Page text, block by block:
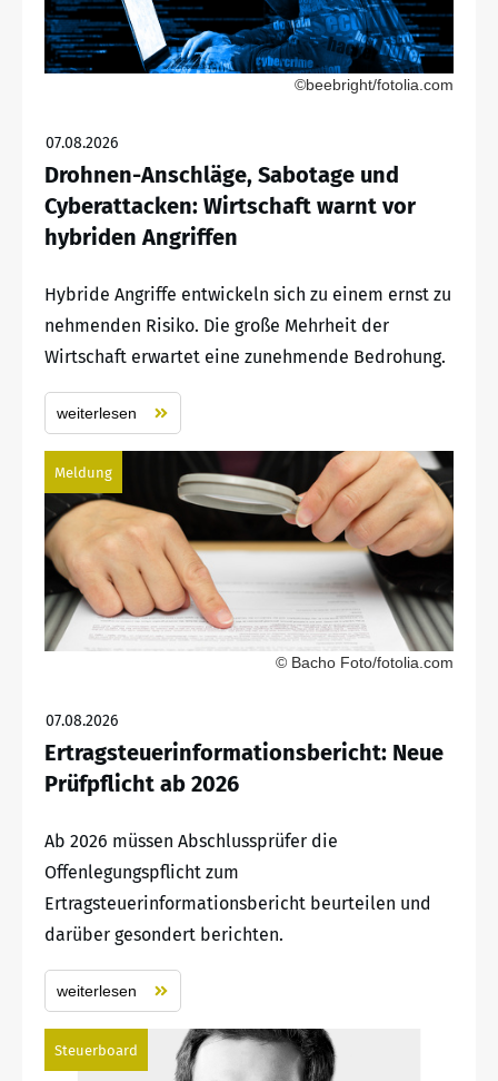
©beebright/fotolia.com
07.08.2026
Drohnen-Anschläge, Sabotage und
Cyberattacken: Wirtschaft warnt vor
hybriden Angriffen
Hybride Angriffe entwickeln sich zu einem ernst zu
nehmenden Risiko. Die große Mehrheit der
Wirtschaft erwartet eine zunehmende Bedrohung.
weiterlesen
Meldung
© Bacho Foto/fotolia.com
07.08.2026
Ertragsteuerinformationsbericht: Neue
Prüfpflicht ab 2026
Ab 2026 müssen Abschlussprüfer die
Offenlegungspflicht zum
Ertragsteuerinformationsbericht beurteilen und
darüber gesondert berichten.
weiterlesen
Steuerboard